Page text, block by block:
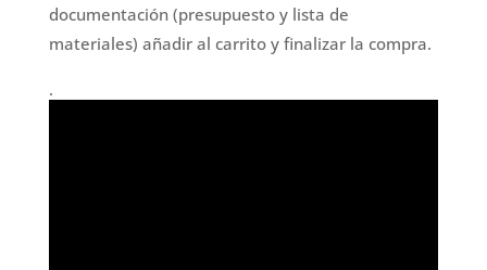
documentación (presupuesto y lista de
materiales) añadir al carrito y finalizar la compra.
.